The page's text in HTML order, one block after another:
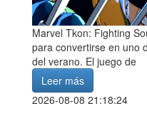
Marvel Tkon: Fighting
para convertirse en uno
del verano. El juego de
Leer más
2026-08-08 21:18:24